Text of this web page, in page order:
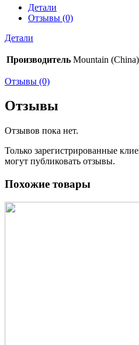
Детали
Отзывы (0)
Детали
Производитель Mountain (China)
Отзывы (0)
Отзывы
Отзывов пока нет.
Только зарегистрированные
могут публиковать отзывы.
Похожие товары